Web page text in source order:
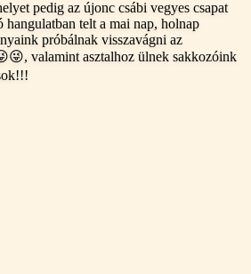
pedig az újonc csábi vegyes csapat
telt a mai nap, holnap
próbálnak visszavágni az
valamint asztalhoz ülnek sakkozóink